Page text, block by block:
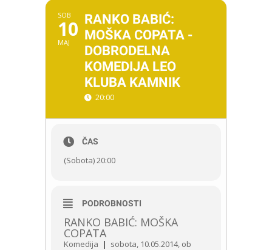
SOB
10
MAJ
RANKO BABIĆ:
MOŠKA COPATA -
DOBRODELNA
KOMEDIJA LEO
KLUBA KAMNIK
20:00
ČAS
(Sobota) 20:00
PODROBNOSTI
RANKO BABIĆ: MOŠKA
COPATA
Komedija | sobota, 10.05.2014, ob